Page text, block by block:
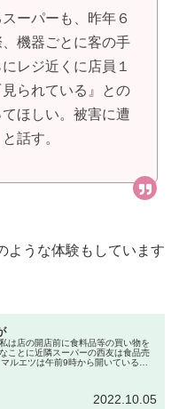
ーパーも、昨年６
機器ごとに客の手
レジ近くに店員１
られている』との
ほしい。被害に遭
話す。
ような体験もしています
は店の開店前に食料品等の買い物を
ことに近隣スーパーの西友は食品売
ルエツは午前9時から開いているた
2022.10.05